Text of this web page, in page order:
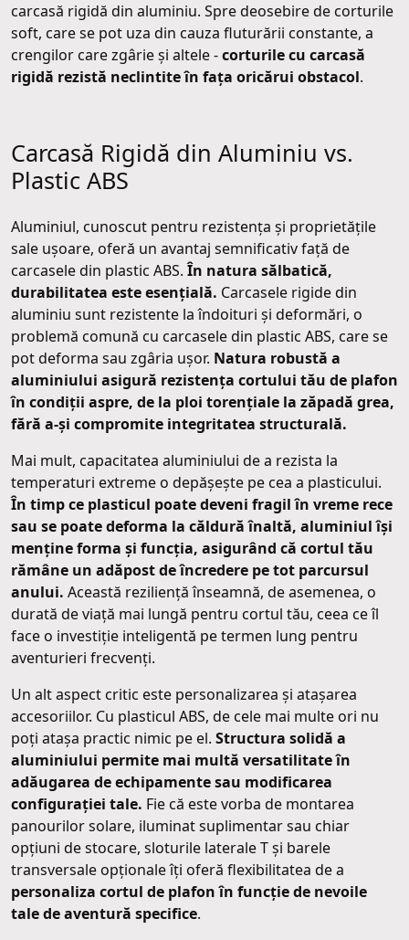
carcasă rigidă din aluminiu. Spre deosebire de corturile
soft, care se pot uza din cauza fluturării constante, a
crengilor care zgârie și altele -corturile cu carcasă
rigidă rezistă neclintite în fața oricărui obstacol.
Carcasă Rigidă din Aluminiu vs.
Plastic ABS
Aluminiul, cunoscut pentru rezistența și proprietățile
sale ușoare, oferă un avantaj semnificativ față de
carcasele din plastic ABS. În natura sălbatică,
durabilitatea este esențială. Carcasele rigide din
aluminiu sunt rezistente la îndoituri și deformări, o
problemă comună cu carcasele din plastic ABS, care se
pot deforma sau zgâria ușor. Natura robustă a
aluminiului asigură rezistența cortului tău de plafon
în condiții aspre, de la ploi torențiale la zăpadă grea,
fără a-și compromite integritatea structurală.
Mai mult, capacitatea aluminiului de a rezista la
temperaturi extreme o depășește pe cea a plasticului.
În timp ce plasticul poate deveni fragil în vreme rece
sau se poate deforma la căldură înaltă, aluminiul își
menține forma și funcția, asigurând că cortul tău
rămâne un adăpost de încredere pe tot parcursul
anului. Această reziliență înseamnă, de asemenea, o
durată de viață mai lungă pentru cortul tău, ceea ce îl
face o investiție inteligentă pe termen lung pentru
aventurieri frecvenți.
Un alt aspect critic este personalizarea și atașarea
accesoriilor. Cu plasticul ABS, de cele mai multe ori nu
poți atașa practic nimic pe el. Structura solidă a
aluminiului permite mai multă versatilitate în
adăugarea de echipamente sau modificarea
configurației tale. Fie că este vorba de montarea
panourilor solare, iluminat suplimentar sau chiar
opțiuni de stocare, sloturile laterale T și barele
transversale opționale îți oferă flexibilitatea de a
personaliza cortul de plafon în funcție de nevoile
tale de aventură specifice.